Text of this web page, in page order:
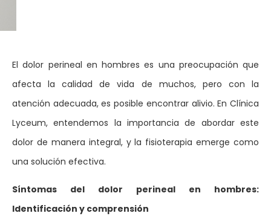
El dolor perineal en hombres es una preocupación que
afecta la calidad de vida de muchos, pero con la
atención adecuada, es posible encontrar alivio. En Clínica
Lyceum, entendemos la importancia de abordar este
dolor de manera integral, y la fisioterapia emerge como
una solución efectiva.
Síntomas del dolor perineal en hombres:
Identificación y comprensión